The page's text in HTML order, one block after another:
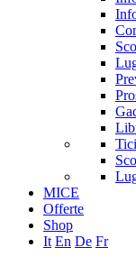
MICE
Offerte
Shop
It En De Fr